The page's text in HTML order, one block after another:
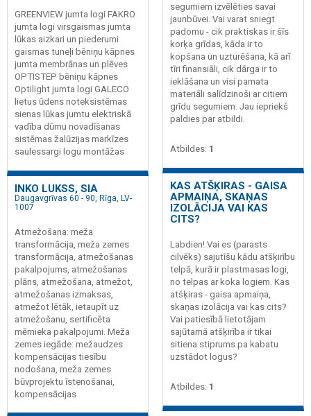
GREENVIEW jumta logi FAKRO
jumta logi virsgaismas jumta
lūkas aizkari un piederumi
gaismas tuneļi bēniņu kāpnes
jumta membrānas un plēves
OPTISTEP bēniņu kāpnes
Optilight jumta logi GALECO
lietus ūdens noteksistēmas
sienas lūkas jumtu elektriskā
vadība dūmu novadīšanas
sistēmas žalūzijas markīzes
saulessargi logu montāžas
INKO LUKSS, SIA
Daugavgrīvas 60 - 90, Rīga, LV-
1007
Atmežošana: meža
transformācija, meža zemes
transformācija, atmežošanas
pakalpojums, atmežošanas
plāns, atmežošana, atmežot,
atmežošanas izmaksas,
atmežot lētāk, ietaupīt uz
atmežošanu, sertificēta
mērnieka pakalpojumi. Meža
zemes iegāde: mežaudzes
kompensācijas tiesību
nodošana, meža zemes
būvprojektu īstenošanai,
kompensācijas
segumiem izvēlēties savai
jaunbūvei. Vai varat sniegt
padomu - cik praktiskas ir šīs
korķa grīdas, kāda ir to
kopšana un uzturēšana, kā arī
tīri finansiāli, cik dārga ir to
ieklāšana un visi pamata
materiāli salīdzinoši ar citiem
grīdu segumiem. Jau iepriekš
paldies par atbildi.
Atbildes: 1
KAS ATŠĶIRAS - GAISA
APMAIŅA, SKAŅAS
IZOLĀCIJA VAI KAS
CITS?
Labdien! Vai es (parasts
cilvēks) sajutīšu kādu atšķirību
telpā, kurā ir plastmasas logi,
no telpas ar koka logiem. Kas
atšķiras - gaisa apmaiņa,
skaņas izolācija vai kas cits?
Vai patiesībā lietotājam
sajūtamā atšķirība ir tikai
sitiena stiprums pa kabatu
uzstādot logus?
Atbildes: 1